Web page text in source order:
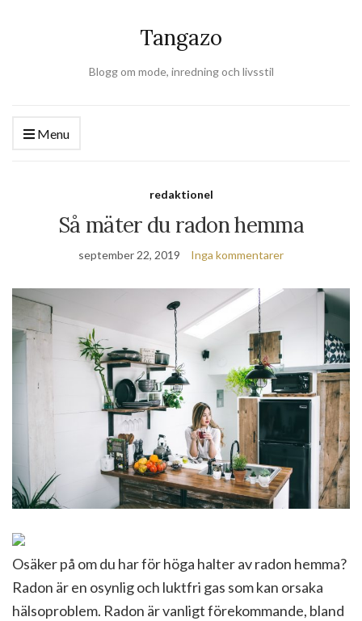
Tangazo
Blogg om mode, inredning och livsstil
Menu
redaktionel
Så mäter du radon hemma
september 22, 2019 Inga kommentarer
Osäker på om du har för höga halter av radon hemma?
Radon är en osynlig och luktfri gas som kan orsaka
hälsoproblem. Radon är vanligt förekommande, bland